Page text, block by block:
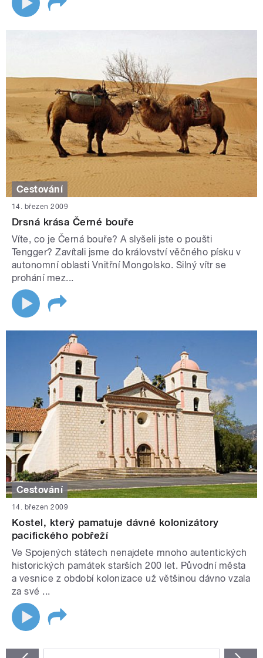
Cestování
14. březen 2009
Drsná krása Černé bouře
Víte, co je Černá bouře? A slyšeli jste o poušti
Tengger? Zavítali jsme do království věčného písku v
autonomní oblasti Vnitřní Mongolsko. Silný vítr se
prohání mez...
Cestování
14. březen 2009
Kostel, který pamatuje dávné kolonizátory
pacifického pobřeží
Ve Spojených státech nenajdete mnoho autentických
historických památek starších 200 let. Původní města
a vesnice z období kolonizace už většinou dávno vzala
za své ...